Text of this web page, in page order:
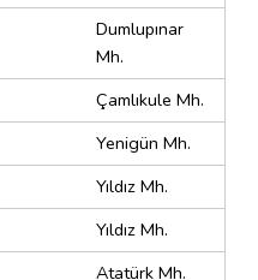
Dumlupınar
Mh.
Çamlıkule Mh.
Yenigün Mh.
Yıldız Mh.
Yıldız Mh.
Atatürk Mh.